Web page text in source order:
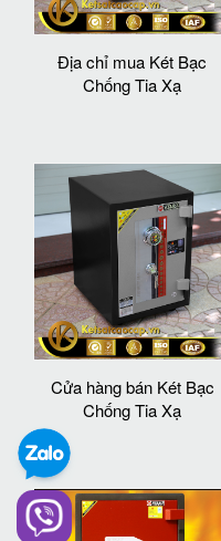
Địa chỉ mua Két Bạc
Chống Tia Xạ
Cửa hàng bán Két Bạc
Chống Tia Xạ